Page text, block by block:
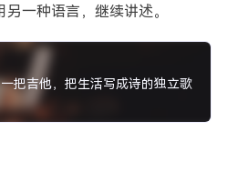
一种语言，继续讲述。
把吉他，把生活写成诗的独立歌